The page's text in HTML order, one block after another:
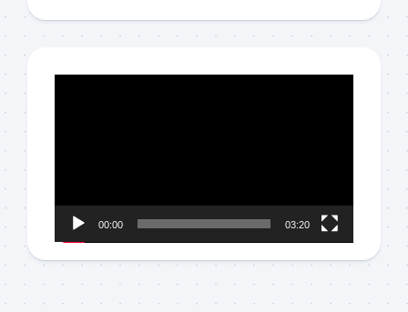
00:00 03:20